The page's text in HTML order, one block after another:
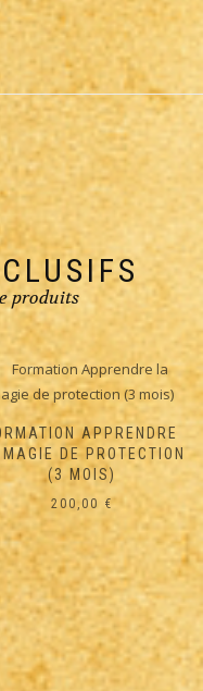
produits
APPRENDRE
VOYANCE ET LES ARTS
(3 MOIS)
200,00